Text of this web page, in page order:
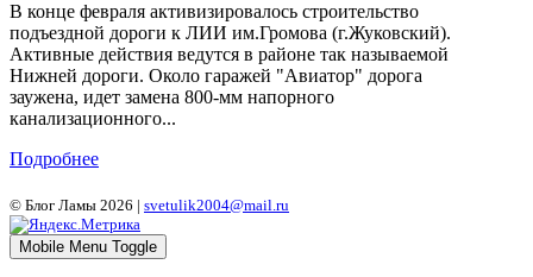
В конце февраля активизировалось строительство
подъездной дороги к ЛИИ им.Громова (г.Жуковский).
Активные действия ведутся в районе так называемой
Нижней дороги. Около гаражей "Авиатор" дорога
заужена, идет замена 800-мм напорного
канализационного...
Подробнее
© Блог Ламы 2026 | svetulik2004@mail.ru
Mobile Menu Toggle